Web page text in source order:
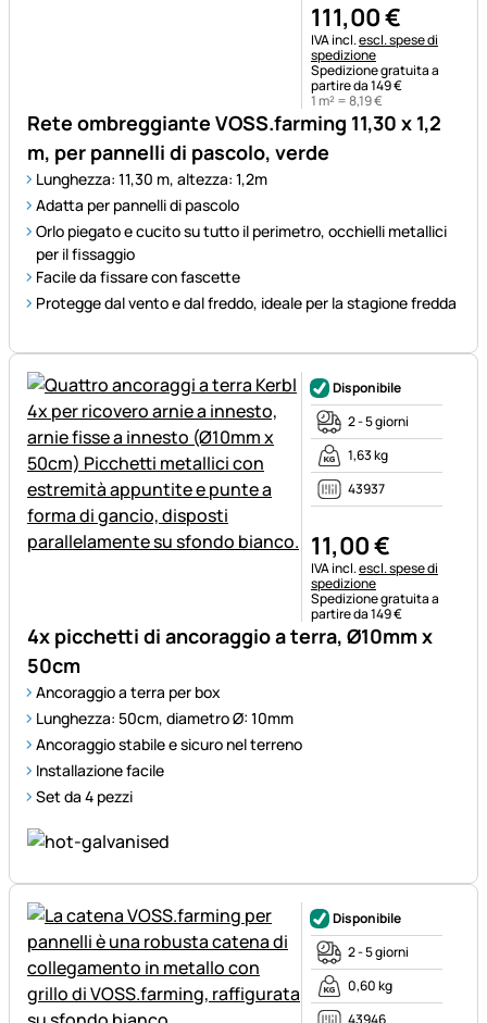
Rete ombreggiante VOSS.farming 11,30 x 1,2
m, per pannelli di pascolo, verde
Lunghezza: 11,30 m, altezza: 1,2m
Adatta per pannelli di pascolo
Orlo piegato e cucito su tutto il perimetro, occhielli metallici
per il fissaggio
Facile da fissare con fascette
Protegge dal vento e dal freddo, ideale per la stagione fredda
111,00€
Informazioni fiscali:
IVA incl.escl. spese di
spedizione
Spedizione gratuita a
partire da 149 €
1 m² =8,19€
4x picchetti di ancoraggio a terra, Ø10mm x
50cm
Ancoraggio a terra per box
Lunghezza: 50cm, diametro Ø: 10mm
Ancoraggio stabile e sicuro nel terreno
Installazione facile
Set da 4 pezzi
Disponibile
2 - 5 giorni
1,63 kg
43937
11,00€
Informazioni fiscali:
IVA incl.escl. spese di
spedizione
Spedizione gratuita a
partire da 149 €
Disponibile
2 - 5 giorni
0,60 kg